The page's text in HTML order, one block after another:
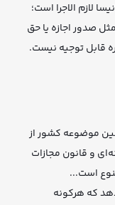
لازم الاجرا است؛
صدور اجازه یا حق
قابل توجیه نیست.
موضوعه کشور از
و قانون مجازات
است...
كه هركونه